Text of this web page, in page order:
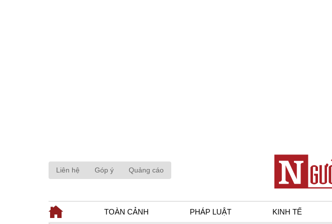
Liên hệ Góp ý Quảng cáo
TOÀN CẢNH PHÁP LUẬT KINH TẾ